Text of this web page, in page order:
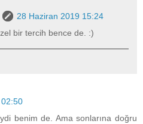
28 Haziran 2019 15:24
bir tercih bence de. :)
benim de. Ama sonlarına doğru